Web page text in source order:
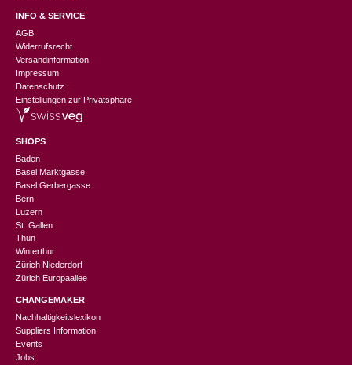
INFO & SERVICE
AGB
Widerrufsrecht
Versandinformation
Impressum
Datenschutz
Einstellungen zur Privatsphäre
SHOPS
Baden
Basel Marktgasse
Basel Gerbergasse
Bern
Luzern
St. Gallen
Thun
Winterthur
Zürich Niederdorf
Zürich Europaallee
CHANGEMAKER
Nachhaltigkeitslexikon
Suppliers Information
Events
Jobs